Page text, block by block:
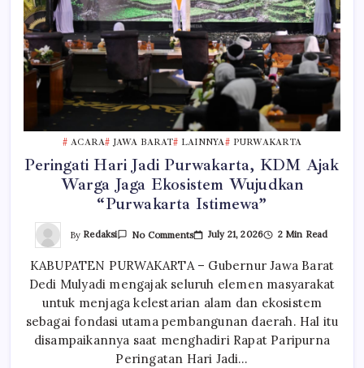
ACARA JAWA BARAT LAINNYA PURWAKARTA
Peringati Hari Jadi Purwakarta, KDM Ajak
Warga Jaga Ekosistem Wujudkan
“Purwakarta Istimewa”
By Redaksi No CommentsOn
Jadi
KDM
Ajak
Warga
Jaga
Ekosistem
Wujudkan
“Purwakarta
Istimewa”
July 21, 2026 2 Min Read
KABUPATEN PURWAKARTA – Gubernur Jawa Barat
Dedi Mulyadi mengajak seluruh elemen masyarakat
untuk menjaga kelestarian alam dan ekosistem
sebagai fondasi utama pembangunan daerah. Hal itu
disampaikannya saat menghadiri Rapat Paripurna
Peringatan Hari Jadi…